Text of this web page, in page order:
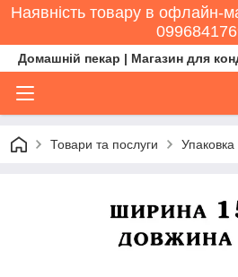
Наявність товару в офлайн-
Домашній пекар | Магазин для
Товари та послуги Упаковка